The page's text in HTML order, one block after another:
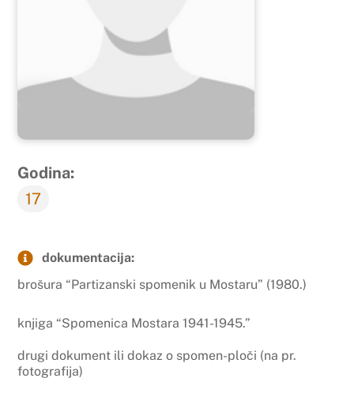
Godina:
17
dokumentacija:
brošura “Partizanski spomenik u Mostaru” (1980.)
knjiga “Spomenica Mostara 1941-1945.”
drugi dokument ili dokaz o spomen-ploči (na pr.
fotografija)